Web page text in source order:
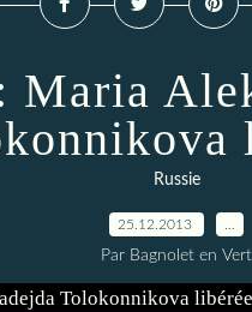
Maria
Russie
25.12.2013
Par Bagnolet en Vert